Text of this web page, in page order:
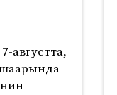
августта,